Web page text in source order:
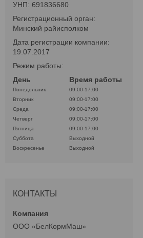
УНП: 691836680
Регистрационный орган:
Минский райисполком
Дата регистрации компании:
19.07.2017
Режим работы:
День
Время работы
Понедельник
09:00-17:00
Вторник
09:00-17:00
Среда
09:00-17:00
Четверг
09:00-17:00
Пятница
09:00-17:00
Суббота
Выходной
Воскресенье
Выходной
КОНТАКТЫ
ООО «БелКормМаш»